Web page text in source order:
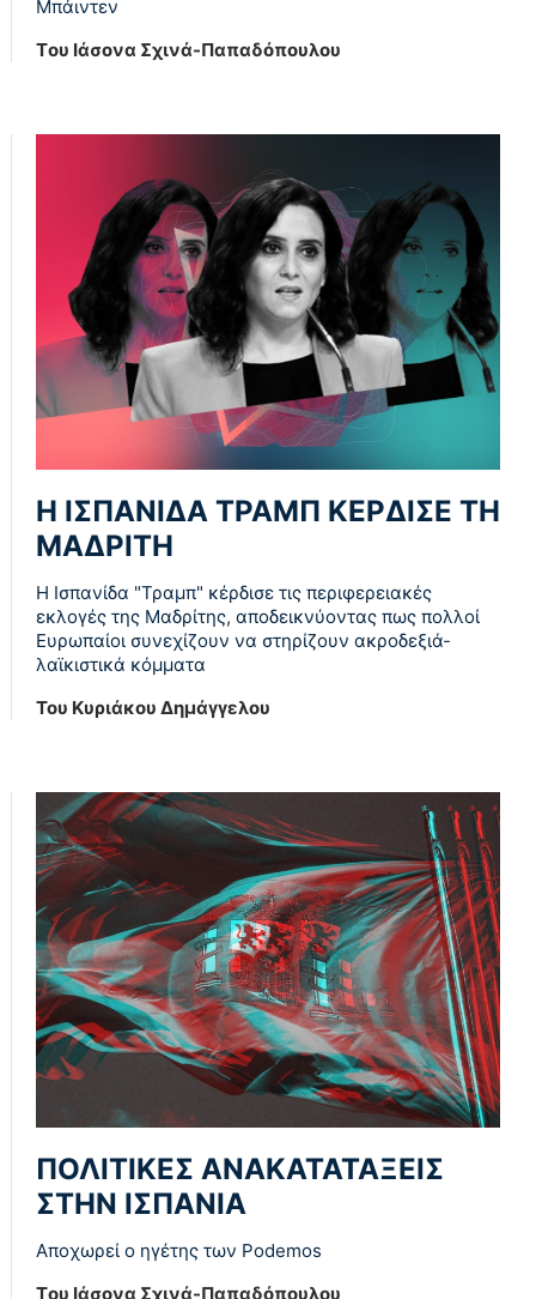
Μπάιντεν
Tου Ιάσονα Σχινά-Παπαδόπουλου
Η ΙΣΠΑΝΙΔΑ ΤΡΑΜΠ ΚΕΡΔΙΣΕ ΤΗ
ΜΑΔΡΙΤΗ
Η Ισπανίδα "Τραμπ" κέρδισε τις περιφερειακές
εκλογές της Μαδρίτης, αποδεικνύοντας πως πολλοί
Ευρωπαίοι συνεχίζουν να στηρίζουν ακροδεξιά-
λαϊκιστικά κόμματα
Του Κυριάκου Δημάγγελου
ΠΟΛΙΤΙΚΕΣ ΑΝΑΚΑΤΑΤΑΞΕΙΣ
ΣΤΗΝ ΙΣΠΑΝΙΑ
Αποχωρεί ο ηγέτης των Podemos
Tου Ιάσονα Σχινά-Παπαδόπουλου